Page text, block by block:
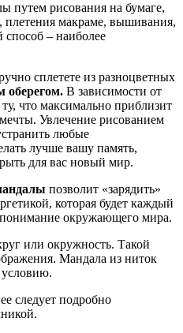
путем рисования на бумаге,
плетения макраме, вышивания,
– наиболее
сплетете из разноцветных
оберегом. В зависимости от
что максимально приблизит
Увлечение рисованием
любые
лучше вашу память,
для вас новый мир.
позволит «зарядить»
которая будет каждый
окружающего мира.
или окружность. Такой
Мандала из ниток
условию.
следует подробно